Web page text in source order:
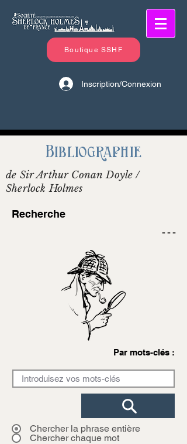
Boutique SSHF
Inscription/Connexion
Bibliographie
de Sir Arthur Conan Doyle /
Sherlock Holmes
Recherche
- - -
Par mots-clés :
Chercher la phrase entière
Chercher chaque mot